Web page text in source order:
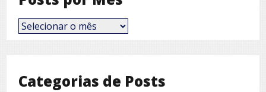
Posts
por
Categorias de Posts